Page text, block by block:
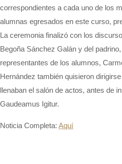
correspondientes a cada uno de los
alumnas egresados en este curso,
La ceremonia finalizó con los
Begoña Sánchez Galán y del
representantes de los alumnos,
Hernández también quisieron
llenaban el salón de actos, antes de
Gaudeamus Igitur.
Noticia Completa: Aquí